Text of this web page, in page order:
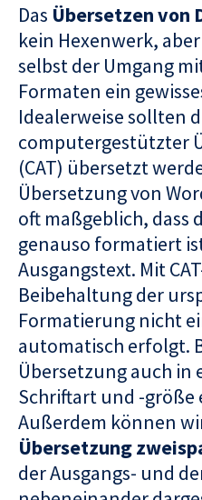
Das Übersetzen von
kein Hexenwerk,
selbst der Umgang
Formaten ein
Idealerweise sollten
computergestützter
(CAT) übersetzt
Übersetzung von
oft maßgeblich, dass
genauso formatiert
Ausgangstext. Mit
Beibehaltung der
Formatierung nicht
automatisch erfolgt.
Übersetzung auch in
Schriftart und -
Außerdem können
Übersetzung
der Ausgangs- und